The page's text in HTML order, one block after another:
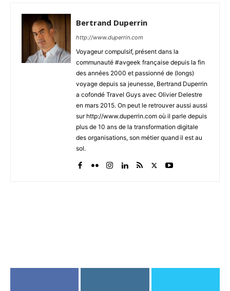
Bertrand Duperrin
http://www.duperrin.com
Voyageur compulsif, présent dans la
communauté #avgeek française depuis la fin
des années 2000 et passionné de (longs)
voyage depuis sa jeunesse, Bertrand Duperrin
a cofondé Travel Guys avec Olivier Delestre
en mars 2015. On peut le retrouver aussi aussi
sur http://www.duperrin.com où il parle depuis
plus de 10 ans de la transformation digitale
des organisations, son métier quand il est au
sol.